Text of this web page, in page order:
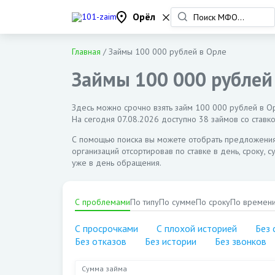
Орёл
Главная /Займы 100 000 рублей в Орле
Займы 100 000
Здесь можно срочно взять займ 100 000 рублей в
На сегодня 07.08.2026 доступно 38 займов со
С помощью поиска вы можете отобрать
организаций отсортировав по ставке в день, сроку,
уже в день обращения.
С проблемамиПо типуПо суммеПо срокуПо времени
С просрочками С плохой историей Без
Без отказов
Без истории Без звонков
Сумма займа